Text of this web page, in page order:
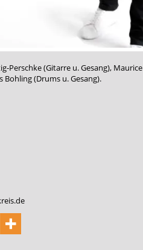
Perschke (Gitarre u. Gesang),
Bohling (Drums u. Gesang).